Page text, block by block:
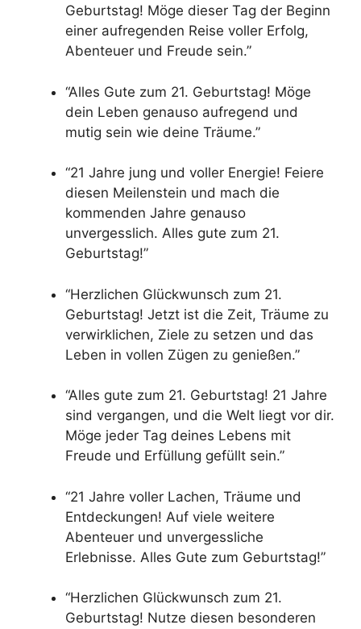
Geburtstag! Möge dieser Tag der Beginn
einer aufregenden Reise voller Erfolg,
Abenteuer und Freude sein.”
“Alles Gute zum 21. Geburtstag! Möge
dein Leben genauso aufregend und
mutig sein wie deine Träume.”
“21 Jahre jung und voller Energie! Feiere
diesen Meilenstein und mach die
kommenden Jahre genauso
unvergesslich. Alles gute zum 21.
Geburtstag!”
“Herzlichen Glückwunsch zum 21.
Geburtstag! Jetzt ist die Zeit, Träume zu
verwirklichen, Ziele zu setzen und das
Leben in vollen Zügen zu genießen.”
“Alles gute zum 21. Geburtstag! 21 Jahre
sind vergangen, und die Welt liegt vor dir.
Möge jeder Tag deines Lebens mit
Freude und Erfüllung gefüllt sein.”
“21 Jahre voller Lachen, Träume und
Entdeckungen! Auf viele weitere
Abenteuer und unvergessliche
Erlebnisse. Alles Gute zum Geburtstag!”
“Herzlichen Glückwunsch zum 21.
Geburtstag! Nutze diesen besonderen